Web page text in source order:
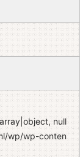
null
wp/wp-conten